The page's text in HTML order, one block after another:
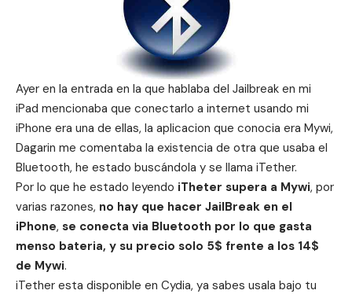
Ayer en la entrada en la que hablaba del Jailbreak en mi
iPad mencionaba que conectarlo a internet usando mi
iPhone era una de ellas, la aplicacion que conocia era Mywi,
Dagarin me comentaba la existencia de otra que usaba el
Bluetooth, he estado buscándola y se llama iTether.
Por lo que he estado leyendo iTheter supera a Mywi, por
varias razones, no hay que hacer JailBreak en el
iPhone, se conecta via Bluetooth por lo que gasta
menso bateria, y su precio solo 5$ frente a los 14$
de Mywi.
iTether esta disponible en Cydia, ya sabes usala bajo tu